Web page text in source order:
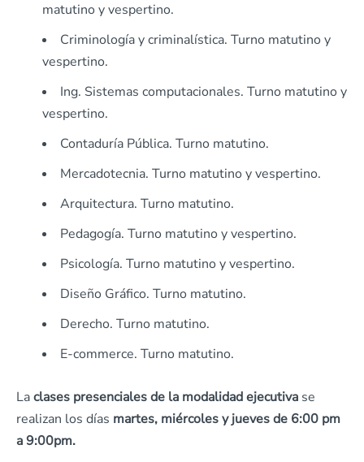
matutino y vespertino.
Criminología y criminalística. Turno matutino y
vespertino.
Ing. Sistemas computacionales. Turno matutino y
vespertino.
Contaduría Pública. Turno matutino.
Mercadotecnia. Turno matutino y vespertino.
Arquitectura. Turno matutino.
Pedagogía. Turno matutino y vespertino.
Psicología. Turno matutino y vespertino.
Diseño Gráfico. Turno matutino.
Derecho. Turno matutino.
E-commerce. Turno matutino.
Laclases presenciales de la modalidad ejecutiva se
realizan los días martes, miércoles y jueves de 6:00 pm
a 9:00pm.